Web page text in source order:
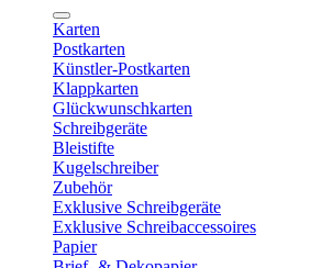
Karten
Postkarten
Künstler-Postkarten
Klappkarten
Glückwunschkarten
Schreibgeräte
Bleistifte
Kugelschreiber
Zubehör
Exklusive Schreibgeräte
Exklusive Schreibaccessoires
Papier